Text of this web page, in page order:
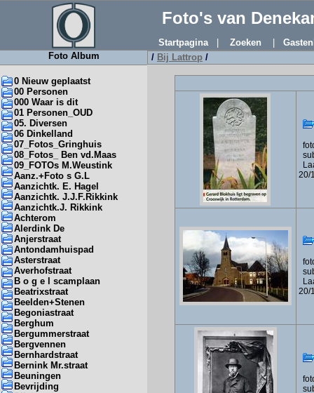
Foto's van
Startpagina| Zoeken
Foto Album
0 Nieuw geplaatst
00 Personen
000 Waar is dit
01 Personen_OUD
05. Diversen
06 Dinkelland
07_Fotos_Gringhuis
08_Fotos_ Ben vd.Maas
09_FOTOs M.Weustink
Aanz.+Foto s G.L
Aanzichtk. E. Hagel
Aanzichtk. J.J.F.Rikkink
Aanzichtk.J. Rikkink
Achterom
Alerdink De
Anjerstraat
Antondamhuispad
Asterstraat
Averhofstraat
B o g e l scamplaan
Beatrixstraat
Beelden+Stenen
Begoniastraat
Berghum
Bergummerstraat
Bergvennen
Bernhardstraat
Bernink Mr.straat
Beuningen
Bevrijding
/ Bij Lattrop /
20/
20/